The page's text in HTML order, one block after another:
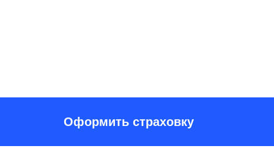
Оформить страховку